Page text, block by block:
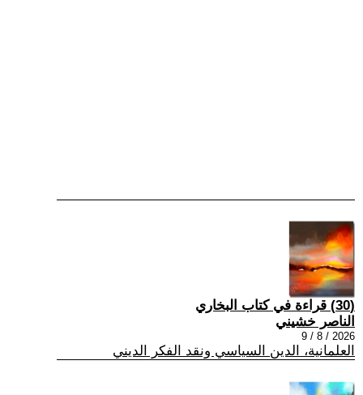
(30) قراءة في كتاب البخاري
الناصر خشيني
2026 / 8 / 9
العلمانية، الدين السياسي ونقد الفكر الديني